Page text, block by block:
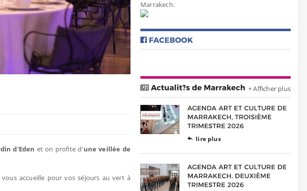
d'Eden et on profite d'une veillée de
accueille pour vos séjours au vert à
Marrakech.
+ Afficher plus
 lire plus